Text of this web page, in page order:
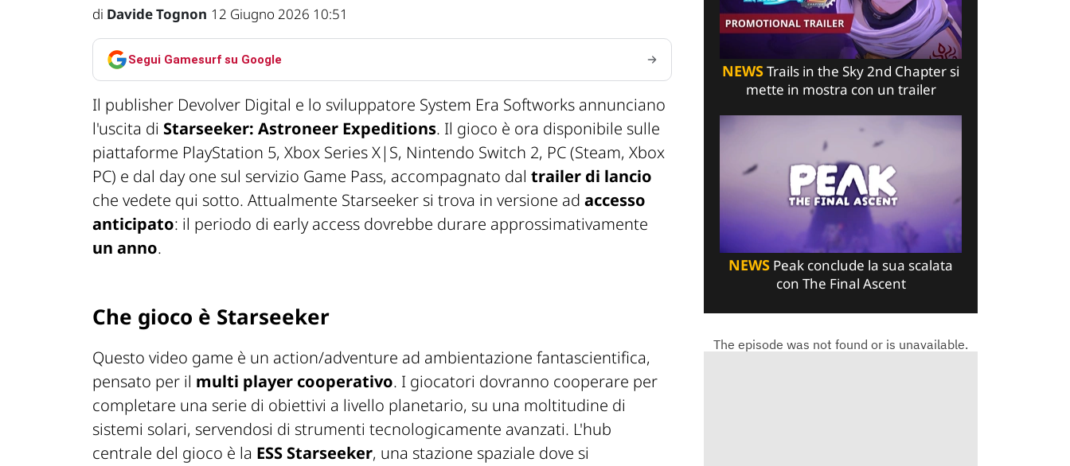
di Davide Tognon 12 Giugno 2026 10:51
Segui Gamesurf su Google
Il publisher Devolver Digital e lo sviluppatore System Era Softworks annunciano
l'uscita di Starseeker: Astroneer Expeditions. Il gioco è ora disponibile sulle
piattaforme PlayStation 5, Xbox Series X|S, Nintendo Switch 2, PC (Steam, Xbox
PC) e dal day one sul servizio Game Pass, accompagnato dal trailer di lancio
che vedete qui sotto. Attualmente Starseeker si trova in versione ad accesso
anticipato: il periodo di early access dovrebbe durare approssimativamente
un anno.
Che gioco è Starseeker
Questo video game è un action/adventure ad ambientazione fantascientifica,
pensato per il multi player cooperativo. I giocatori dovranno cooperare per
completare una serie di obiettivi a livello planetario, su una moltitudine di
sistemi solari, servendosi di strumenti tecnologicamente avanzati. L'hub
centrale del gioco è la ESS Starseeker, una stazione spaziale dove si
NEWSTrails in the Sky 2nd Chapter si
mette in mostra con un trailer
NEWS Peak conclude la sua scalata
con The Final Ascent